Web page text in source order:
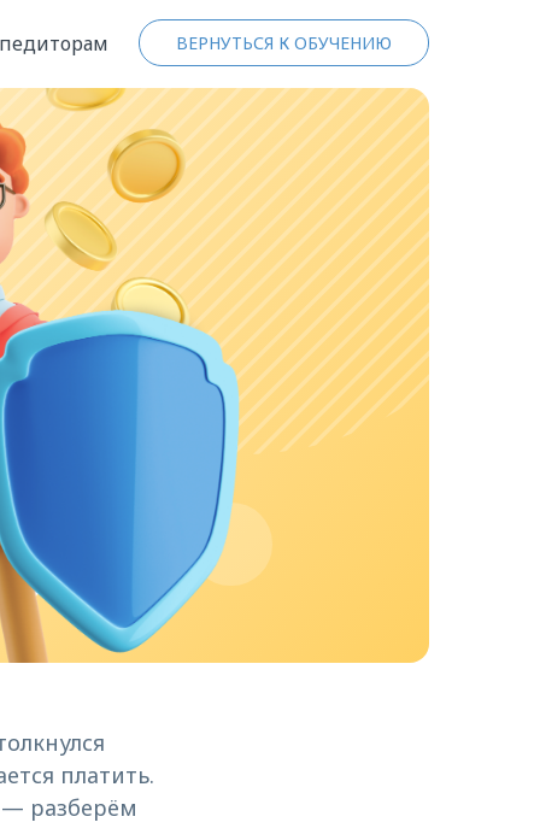
ВЕРНУТЬСЯ К ОБУЧЕНИЮ
платить.
— разберём